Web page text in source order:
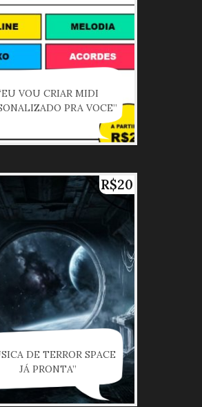
VOU CRIAR MIDI
PRA VOCE”
R$20
DE TERROR SPACE
JÁ PRONTA”